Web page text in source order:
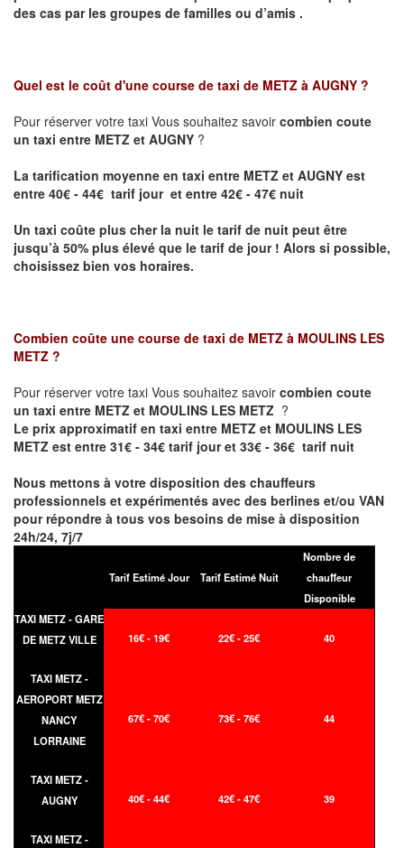
des cas par les groupes de familles ou d’amis .
Quel est le coût d'une course de taxi de METZ à AUGNY ?
Pour réserver votre taxi Vous souhaitez savoir combien coute
un taxi entre METZ et AUGNY ?
La tarification moyenne en taxi entre METZ et AUGNY est
entre 40€ - 44€ tarif jour et entre 42€ - 47€ nuit
Un taxi coûte plus cher la nuit le tarif de nuit peut être
jusqu’à 50% plus élevé que le tarif de jour ! Alors si possible,
choisissez bien vos horaires.
Combien coûte une course de taxi de METZ à MOULINS LES
METZ ?
Pour réserver votre taxi Vous souhaitez savoir combien coute
un taxi entre METZ et MOULINS LES METZ ?
Le prix approximatif en taxi entre METZ et MOULINS LES
METZ est entre 31€ - 34€ tarif jour et 33€ - 36€ tarif nuit
Nous mettons à votre disposition des chauffeurs
professionnels et expérimentés avec des berlines et/ou VAN
pour répondre à tous vos besoins de mise à disposition
24h/24, 7j/7
Tarif Estimé Jour Tarif Estimé Nuit
Nombre de
chauffeur
Disponible
TAXI METZ - GARE
DE METZ VILLE
16€ - 19€ 22€ - 25€ 40
TAXI METZ -
AEROPORT METZ
NANCY
LORRAINE
67€ - 70€ 73€ - 76€ 44
TAXI METZ -
AUGNY
40€ - 44€ 42€ - 47€ 39
TAXI METZ -